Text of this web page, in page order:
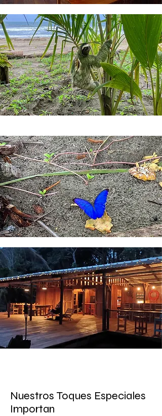
Nuestros Toques Especiales
Importan